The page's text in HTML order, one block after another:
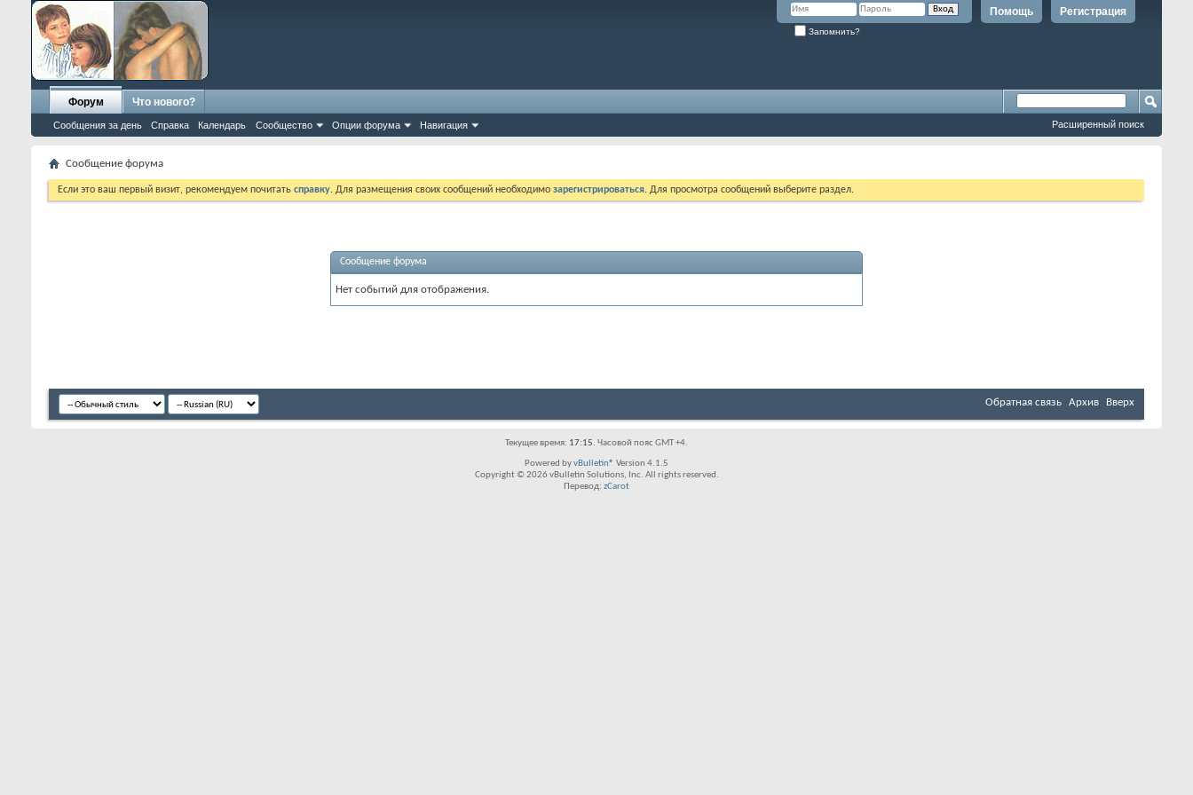
Регистрация
Помощь
Запомнить?
Форум
Сообщения за день Справка Календарь Сообщество Опции форума Навигация
Что нового?
Расширенный поиск
Сообщение форума
Если это ваш первый визит, рекомендуем почитать справку. Для размещения своих сообщений необходимо зарегистрироваться. Для просмотра сообщений выберите раздел.
Сообщение форума
Нет событий для отображения.
Обратная связь Архив Вверх
Текущее время: 17:15. Часовой пояс GMT +4.
Powered byvBulletin® Version 4.1.5
Copyright © 2026 vBulletin Solutions, Inc. All rights reserved.
Перевод: zCarot